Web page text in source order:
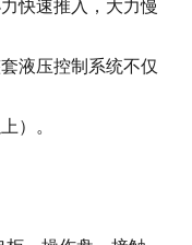
快速推入，大力慢
液压控制系统不仅
）。